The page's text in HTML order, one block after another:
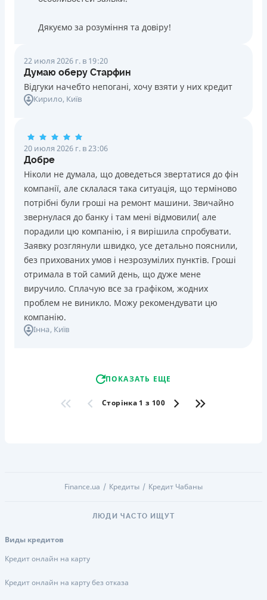
Дякуємо за розуміння та довіру!
22 июля 2026 г. в 19:20
Думаю оберу Старфин
Відгуки начебто непогані, хочу взяти у них кредит
Кирило, Київ
20 июля 2026 г. в 23:06
Добре
Ніколи не думала, що доведеться звертатися до фін
компанії, але склалася така ситуація, що терміново
потрібні були гроші на ремонт машини. Звичайно
звернулася до банку і там мені відмовили( але
порадили цю компанію, і я вирішила спробувати.
Заявку розглянули швидко, усе детально пояснили,
без прихованих умов і незрозумілих пунктів. Гроші
отримала в той самий день, що дуже мене
виручило. Сплачую все за графіком, жодних
проблем не виникло. Можу рекомендувати цю
компанію.
Інна, Київ
ПОКАЗАТЬ ЕЩЕ
Сторінка 1 з 100
Finance.ua Кредиты Кредит Чабаны
ЛЮДИ ЧАСТО ИЩУТ
Виды кредитов
Кредит онлайн на карту
Кредит онлайн на карту без отказа